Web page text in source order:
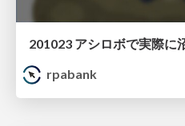
201023 アシロボで実際に
rpabank